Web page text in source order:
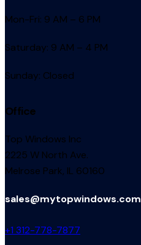
Mon-Fri: 9 AM – 6 PM
Saturday: 9 AM – 4 PM
Sunday: Closed
Office
Top Windows Inc
2225 W North Ave.
Melrose Park, IL 60160
sales@mytopwindows.com
+1 312-778-7877